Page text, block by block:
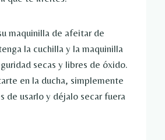
maquinilla de afeitar de
la cuchilla y la maquinilla
secas y libres de óxido.
en la ducha, simplemente
de usarlo y déjalo secar fuera